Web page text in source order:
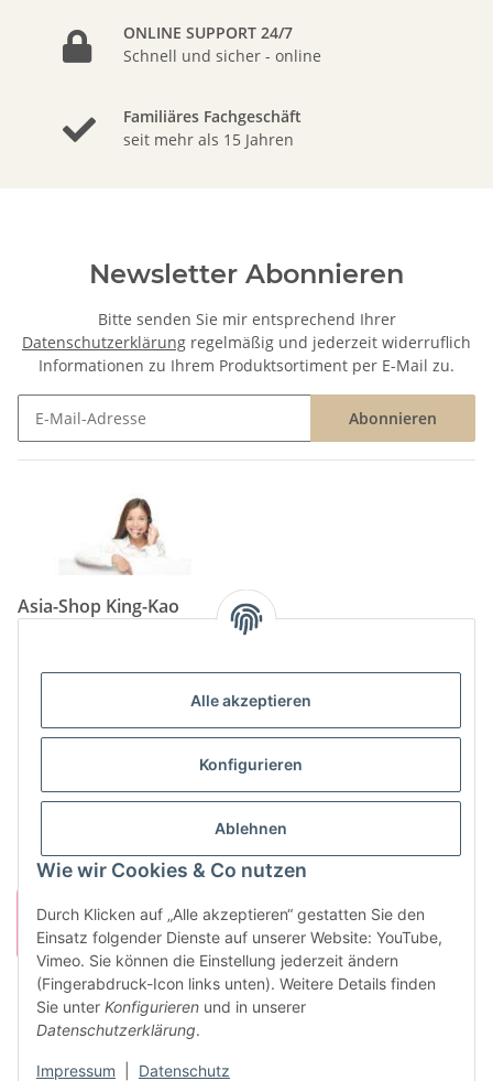
Alle akzeptieren
Konfigurieren
Ablehnen
Wie wir Cookies & Co nutzen
Durch Klicken auf „Alle akzeptieren“ gestatten Sie den
Einsatz folgender Dienste auf unserer Website: YouTube,
Vimeo. Sie können die Einstellung jederzeit ändern
(Fingerabdruck-Icon links unten). Weitere Details finden
Sie unter Konfigurieren und in unserer
Datenschutzerklärung.
Impressum Datenschutz
ONLINE SUPPORT 24/7
Schnell und sicher - online
Familiäres Fachgeschäft
seit mehr als 15 Jahren
Newsletter Abonnieren
Bitte senden Sie mir entsprechend Ihrer
Datenschutzerklärung regelmäßig und jederzeit widerruflich
Informationen zu Ihrem Produktsortiment per E-Mail zu.
Abonnieren
Asia-Shop King-Kao
Tel: (06825) 499-104
info@king-kao.de
Öffnungszeiten (Mo-Sa.) 9:00 - 19:00
Gesetzliche Informationen
Vertrag widerrufen